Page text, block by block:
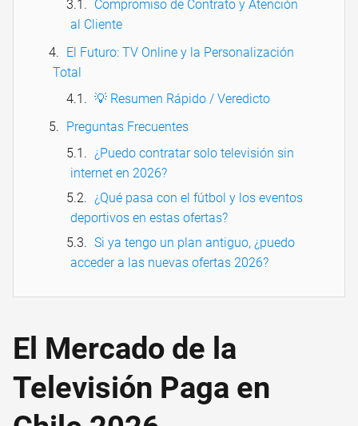
Compromiso de Contrato y Atención
al Cliente
El Futuro: TV Online y la Personalización
Total
💡 Resumen Rápido / Veredicto
Preguntas Frecuentes
¿Puedo contratar solo televisión sin
internet en 2026?
¿Qué pasa con el fútbol y los eventos
deportivos en estas ofertas?
Si ya tengo un plan antiguo, ¿puedo
acceder a las nuevas ofertas 2026?
El Mercado de la
Televisión Paga en